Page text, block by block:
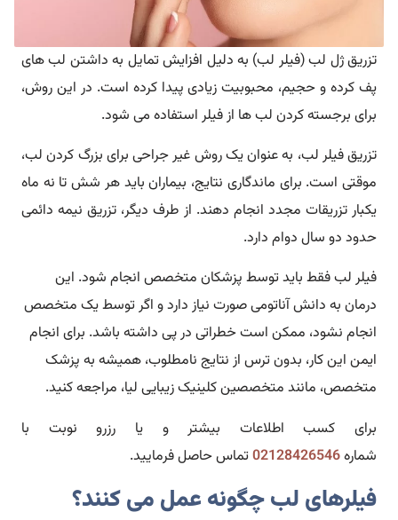
تزریق ژل لب (فیلر لب) به دلیل افزایش تمایل به داشتن لب های
پف کرده و حجیم، محبوبیت زیادی پیدا کرده است. در این روش،
برای برجسته کردن لب ها از فیلر استفاده می شود.
تزریق فیلر لب، به عنوان یک روش غیر جراحی برای بزرگ کردن لب،
موقتی است. برای ماندگاری نتایج، بیماران باید هر شش تا نه ماه
یکبار تزریقات مجدد انجام دهند. از طرف دیگر، تزریق نیمه دائمی
حدود دو سال دوام دارد.
فیلر لب فقط باید توسط پزشکان متخصص انجام شود. این
درمان به دانش آناتومی صورت نیاز دارد و اگر توسط یک متخصص
انجام نشود، ممکن است خطراتی در پی داشته باشد. برای انجام
ایمن این کار، بدون ترس از نتایج نامطلوب، همیشه به پزشک
متخصص، مانند متخصصین کلینیک زیبایی لیا، مراجعه کنید.
برای کسب اطلاعات بیشتر و یا رزرو نوبت با
شماره02128426546تماس حاصل فرمایید.
فیلرهای لب چگونه عمل می کنند؟